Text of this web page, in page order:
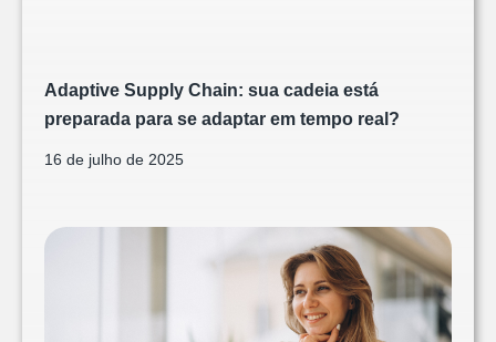
Adaptive Supply Chain: sua cadeia está
preparada para se adaptar em tempo real?
16 de julho de 2025